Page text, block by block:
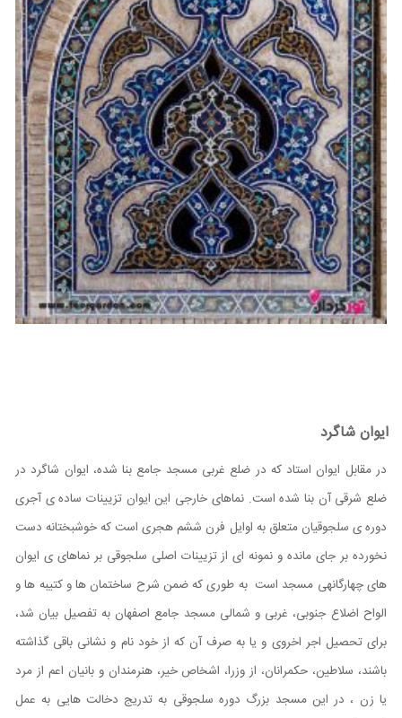
ایوان شاگرد
در مقابل ایوان استاد که در ضلع غربی مسجد جامع بنا شده، ایوان شاگرد در
ضلع شرقی آن بنا شده است. نماهای خارجی این ایوان تزیینات ساده ی آجری
دوره ی سلجوقیان متعلق به اوایل فرن ششم هجری است که خوشبختانه دست
نخورده بر جای مانده و نمونه ای از تزیینات اصلی سلجوقی بر نماهای ی ایوان
های چهارگانهی مسجد است به طوری که ضمن شرح ساختمان ها و کتیبه ها و
الواح اضلاع جنوبی، غربی و شمالی مسجد جامع اصفهان به تفصيل بیان شد،
برای تحصيل اجر اخروی و یا به صرف آن که از خود نام و نشانی باقی گذاشته
باشند، سلاطین، حکمرانان، از وزرا، اشخاص خير، هنرمندان و بانیان اعم از مرد
یا زن ، در این مسجد بزرگ دوره سلجوقی به تدریج دخالت هایی به عمل